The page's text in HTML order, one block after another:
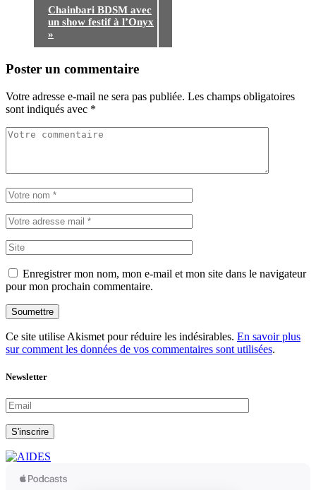
Chainbari BDSM avec
un show festif à l’Onyx
»
Poster un commentaire
Votre adresse e-mail ne sera pas publiée. Les champs obligatoires
sont indiqués avec *
Enregistrer mon nom, mon e-mail et mon site dans le navigateur
pour mon prochain commentaire.
Soumettre
Ce site utilise Akismet pour réduire les indésirables. En savoir plus
sur comment les données de vos commentaires sont utilisées.
Newsletter
S'inscrire